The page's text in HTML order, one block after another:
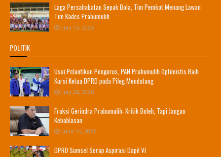
Laga Persahabatan Sepak Bola, Tim Pemkot Menang Lawan
Tim Kades Prabumulih
July 13, 2025
POLITIK
Usai Pelantikan Pengurus, PAN Prabumulih Optimistis Raih
Kursi Ketua DPRD pada Pileg Mendatang
July 26, 2026
Fraksi Gerindra Prabumulih: Kritik Boleh, Tapi Jangan
Kebablasan
June 15, 2026
DPRD Sumsel Serap Aspirasi Dapil VI